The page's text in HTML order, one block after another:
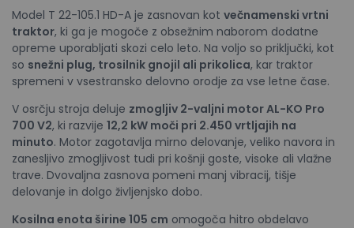
Model T 22-105.1 HD-A je zasnovan kot večnamenski vrtni
traktor, ki ga je mogoče z obsežnim naborom dodatne
opreme uporabljati skozi celo leto. Na voljo so priključki, kot
so snežni plug, trosilnik gnojil ali prikolica, kar traktor
spremeni v vsestransko delovno orodje za vse letne čase.
V osrčju stroja deluje zmogljiv 2-valjni motor AL-KO Pro
700 V2, ki razvije 12,2 kW moči pri 2.450 vrtljajih na
minuto. Motor zagotavlja mirno delovanje, veliko navora in
zanesljivo zmogljivost tudi pri košnji goste, visoke ali vlažne
trave. Dvovaljna zasnova pomeni manj vibracij, tišje
delovanje in dolgo življenjsko dobo.
Kosilna enota širine 105 cm omogoča hitro obdelavo